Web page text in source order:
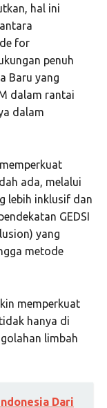
hal ini
for
penuh
Baru yang
dalam rantai
dalam
ada, melalui
lebih inklusif dan
GEDSI
yang
metode
memperkuat
hanya di
limbah
Dari